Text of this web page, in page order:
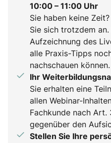
10:00 – 11:00 Uhr
Sie haben keine
Sie sich trotzdem
Aufzeichnung des
alle Praxis-Tipps
nachschauen können.
Ihr
Sie erhalten eine
allen Webinar-
Fachkunde nach Art.
gegenüber den
Stellen Sie Ihre